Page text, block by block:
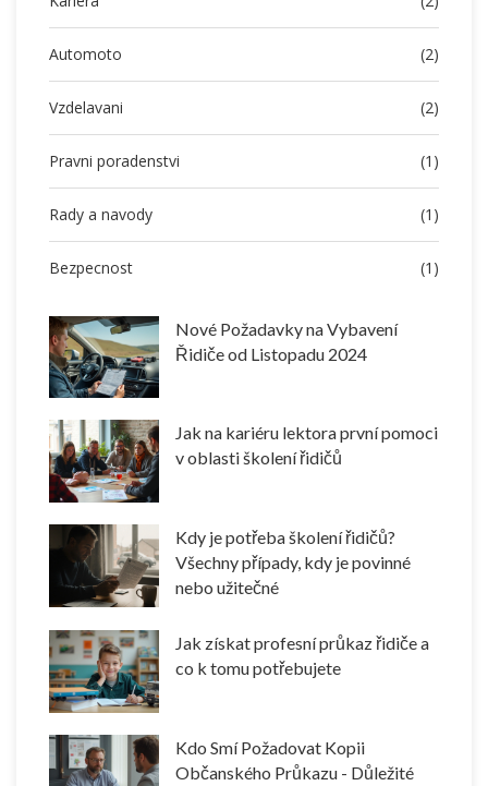
Automoto (2)
Vzdelavani (2)
Pravni poradenstvi (1)
Rady a navody (1)
Bezpecnost (1)
Nové Požadavky na Vybavení
Řidiče od Listopadu 2024
Jak na kariéru lektora první pomoci
v oblasti školení řidičů
Kdy je potřeba školení řidičů?
Všechny případy, kdy je povinné
nebo užitečné
Jak získat profesní průkaz řidiče a
co k tomu potřebujete
Kdo Smí Požadovat Kopii
Občanského Průkazu - Důležité